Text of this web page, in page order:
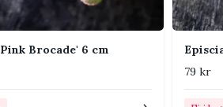
Brocade' 6 cm
79 kr